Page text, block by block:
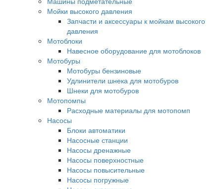
Мойки высокого давления
Запчасти и аксессуары к мойкам высокого
давления
Мотоблоки
Навесное оборудование для мотоблоков
Мотобуры
Мотобуры бензиновые
Удлинители шнека для мотобуров
Шнеки для мотобуров
Мотопомпы
Расходные материалы для мотопомп
Насосы
Блоки автоматики
Насосные станции
Насосы дренажные
Насосы поверхностные
Насосы повысительные
Насосы погружные